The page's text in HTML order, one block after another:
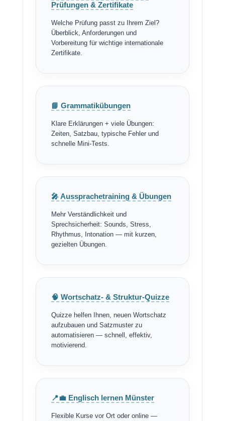
Prüfungen & Zertifikate
Welche Prüfung passt zu Ihrem Ziel?
Überblick, Anforderungen und
Vorbereitung für wichtige internationale
Zertifikate.
📘 Grammatikübungen
Klare Erklärungen + viele Übungen:
Zeiten, Satzbau, typische Fehler und
schnelle Mini-Tests.
🎤 Aussprachetraining & Übungen
Mehr Verständlichkeit und
Sprechsicherheit: Sounds, Stress,
Rhythmus, Intonation — mit kurzen,
gezielten Übungen.
🧠 Wortschatz- & Struktur-Quizze
Quizze helfen Ihnen, neuen Wortschatz
aufzubauen und Satzmuster zu
automatisieren — schnell, effektiv,
motivierend.
📍💼 Englisch lernen Münster
Flexible Kurse vor Ort oder online —